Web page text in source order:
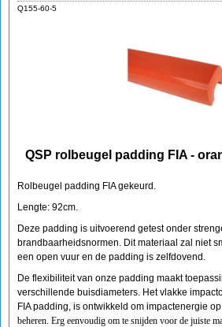
Q155-60-5
QSP rolbeugel padding FIA -
Rolbeugel padding FIA gekeurd.
Lengte: 92cm.
Deze padding is uitvoerend getest onder
brandbaarheidsnormen. Dit materiaal zal niet
een open vuur en de padding is zelfdovend.
De flexibiliteit van onze padding maakt
verschillende buisdiameters. Het vlakke
FIA padding, is ontwikkeld om impactenergie
beheren. Erg eenvoudig om te snijden voor de juiste